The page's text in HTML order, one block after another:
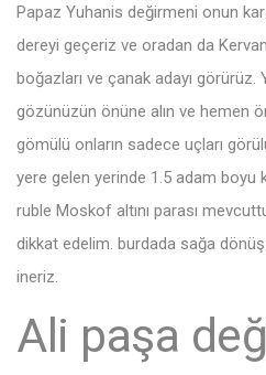
Papaz Yuhanis değirmeni onun
dereyi geçeriz ve oradan da
boğazları ve çanak adayı görürüz.
gözünüzün önüne alın ve hemen
gömülü onların sadece uçları
yere gelen yerinde 1.5 adam boyu
ruble Moskof altını parası
dikkat edelim. burdada sağa
ineriz.
Ali paşa